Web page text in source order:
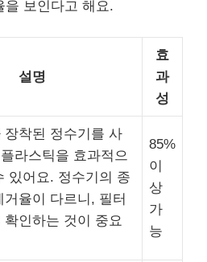
을 보인다고 해요.
설명
효
과
성
장착된 정수기를 사
라스틱을 효과적으
있어요. 정수기의 종
거율이 다르니, 필터
확인하는 것이 중요
85%
이
상
가
능